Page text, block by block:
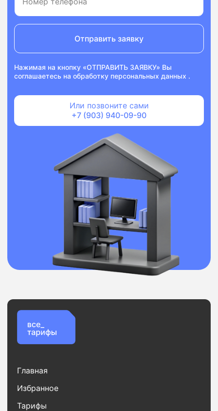
Отправить заявку
Нажимая на кнопку «ОТПРАВИТЬ ЗАЯВКУ» Вы
соглашаетесь на обработку персональных данных .
Или позвоните сами
+7 (903) 940-09-90
Главная
Избранное
Тарифы